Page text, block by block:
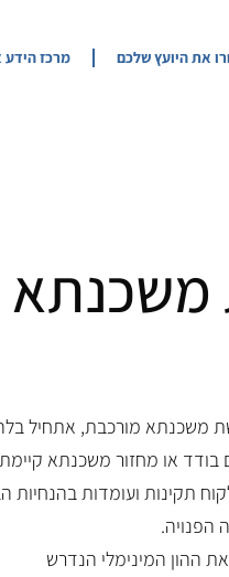
את היועץ שלכם מרכז הידע
משכנתא מורכבת, אתחיל
בודד או מחזור משכנתא
תקינות ועומדות
הפנויה.
ההון המינימלי הנדרש